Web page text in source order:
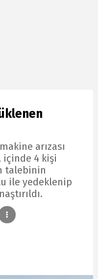
arızası
içinde 4 kişi
talebinin
ile yedeklenip